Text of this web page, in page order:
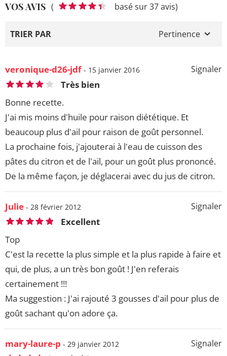
VOS AVIS ( basé sur 37 avis)
TRIER PAR Pertinence
Signaler
veronique-d26-jdf- 15 janvier 2016
Très bien
Bonne recette.
J'ai mis moins d'huile pour raison diététique. Et
beaucoup plus d'ail pour raison de goût personnel.
La prochaine fois, j'ajouterai à l'eau de cuisson des
pâtes du citron et de l'ail, pour un goût plus prononcé.
De la même façon, je déglacerai avec du jus de citron.
Signaler
Julie - 28 février 2012
Excellent
Top
C'est la recette la plus simple et la plus rapide à faire et
qui, de plus, a un très bon goût ! J'en referais
certainement !!!
Ma suggestion : J'ai rajouté 3 gousses d'ail pour plus de
goût sachant qu'on adore ça.
Signaler
mary-laure-p - 29 janvier 2012